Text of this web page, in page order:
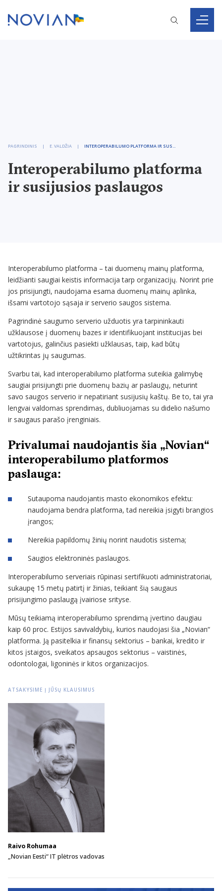
PAGRINDINIS E. VALDŽIA INTEROPERABILUMO PLATFORMA IR SUSIJUSIOS PASLAUGOS
Interoperabilumo platforma
ir susijusios paslaugos
Interoperabilumo platforma – tai duomenų mainų platforma,
leidžianti saugiai keistis informacija tarp organizacijų. Norint prie
jos prisijungti, naudojama esama duomenų mainų aplinka,
išsami vartotojo sąsaja ir serverio saugos sistema.
Pagrindinė saugumo serverio užduotis yra tarpininkauti
užklausose į duomenų bazes ir identifikuojant institucijas bei
vartotojus, galinčius pasiekti užklausas, taip, kad būtų
užtikrintas jų saugumas.
Svarbu tai, kad interoperabilumo platforma suteikia galimybę
saugiai prisijungti prie duomenų bazių ar paslaugų, neturint
savo saugos serverio ir nepatiriant susijusių kaštų. Be to, tai yra
lengvai valdomas sprendimas, dubliuojamas su didelio našumo
ir saugaus parašo įrenginiais.
Privalumai naudojantis šia „Novian“
interoperabilumo platformos
paslauga:
Sutaupoma naudojantis masto ekonomikos efektu:
naudojama bendra platforma, tad nereikia įsigyti brangios
įrangos;
Nereikia papildomų žinių norint naudotis sistema;
Saugios elektroninės paslaugos.
Interoperabilumo serveriais rūpinasi sertifikuoti administratoriai,
sukaupę 15 metų patirtį ir žinias, teikiant šią saugaus
prisijungimo paslaugą įvairiose srityse.
Mūsų teikiamą interoperabilumo sprendimą įvertino daugiau
kaip 60 proc. Estijos savivaldybių, kurios naudojasi šia „Novian“
platforma. Ją pasitelkia ir finansų sektorius – bankai, kredito ir
kitos įstaigos, sveikatos apsaugos sektorius – vaistinės,
odontologai, ligoninės ir kitos organizacijos.
ATSAKYSIME Į JŪSŲ KLAUSIMUS
Raivo Rohumaa
„Novian Eesti“ IT plėtros vadovas